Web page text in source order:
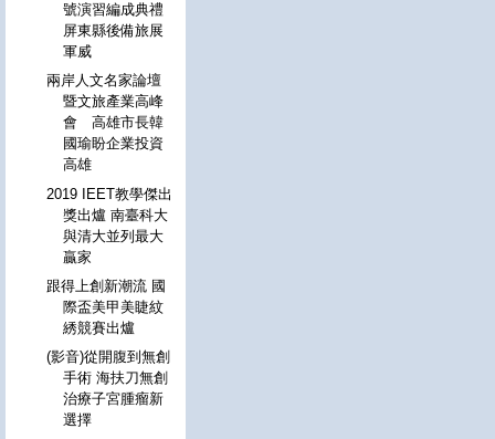
號演習編成典禮
屏東縣後備旅展
軍威
兩岸人文名家論壇
暨文旅產業高峰
會 高雄市長韓
國瑜盼企業投資
高雄
2019 IEET教學傑出
獎出爐 南臺科大
與清大並列最大
贏家
跟得上創新潮流 國
際盃美甲美睫紋
綉競賽出爐
(影音)從開腹到無創
手術 海扶刀無創
治療子宮腫瘤新
選擇